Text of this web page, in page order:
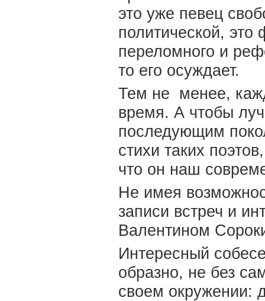
это уже певец
политической,
переломного и
то его осуждает.
Тем не менее,
время. А чтобы
последующим
стихи таких
что он наш
Не имея
записи встреч и
Валентином
Интересный
образно, не без
своем окружении: